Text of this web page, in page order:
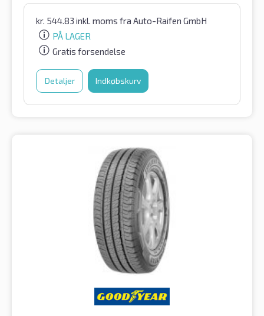
kr. 544.83 inkl. moms fra Auto-Raifen GmbH
PÅ LAGER
Gratis forsendelse
Detaljer Indkøbskurv